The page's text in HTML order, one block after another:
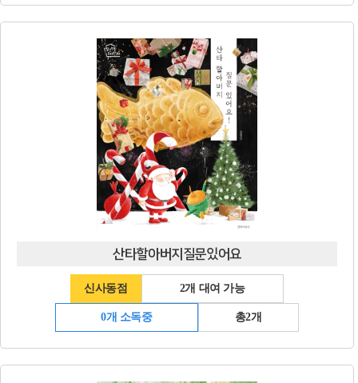
산타할아버지질문있어요
신사동점 2개 대여 가능
0개 소독중 총2개